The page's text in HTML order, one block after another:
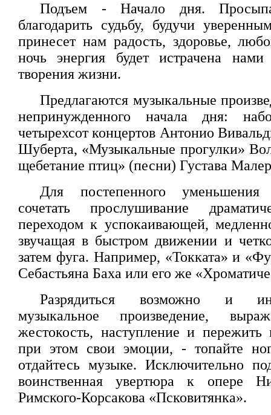
Подъем - Начало дня.
благодарить судьбу, будучи
принесет нам радость, здоровье,
ночь энергия будет истрачена
творения жизни.
Предлагаются музыкальные
непринужденного начала дня:
четырехсот концертов Антонио
Шуберта, «Музыкальные прогулки»
щебетание птиц» (песни) Густава
Для постепенного
сочетать прослушивание
переходом к успокаивающей,
звучащая в быстром движении и
затем фуга. Например, «Токката» и
Себастьяна Баха или его же
Разрядиться возможно и
музыкальное произведение,
жестокость, наступление и пережить
при этом свои эмоции, - топайте
отдайтесь музыке. Исключительно
воинственная увертюра к опере
Римского-Корсакова «Псковитянка».